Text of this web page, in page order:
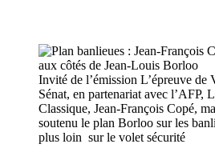
Invité de l’émission L’épreuve de
Sénat, en partenariat avec l’AFP,
Classique, Jean-François Copé,
soutenu le plan Borloo sur les
plus loin sur le volet sécurité